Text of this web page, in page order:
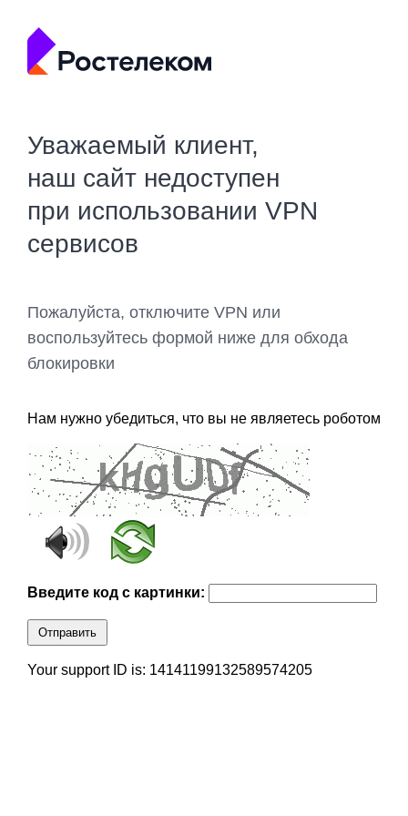
Уважаемый клиент,
наш сайт недоступен
при использовании VPN
сервисов
Пожалуйста, отключите VPN или
воспользуйтесь формой ниже для обхода
блокировки
Нам нужно убедиться, что вы не являетесь роботом
Введите код с картинки:
Отправить
Your support ID is: 14141199132589574205